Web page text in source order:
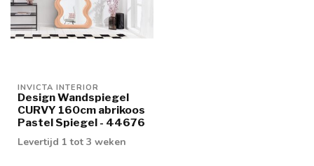
INVICTA INTERIOR
Design Wandspiegel
CURVY 160cm abrikoos
Pastel Spiegel - 44676
Levertijd 1 tot 3 weken